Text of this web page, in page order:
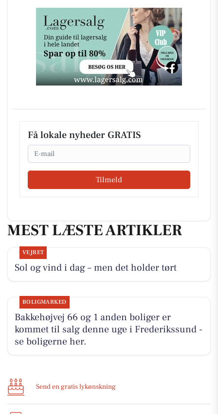
Få lokale nyheder GRATIS
Email
Tilmeld
MEST LÆSTE ARTIKLER
VEJRET
Sol og vind i dag – men det holder tørt
BOLIGMARKED
Bakkehøjvej 66 og 1 anden boliger er
kommet til salg denne uge i Frederikssund -
se boligerne her.
Send en gratis lykønskning